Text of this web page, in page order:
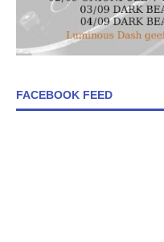
FACEBOOK FEED